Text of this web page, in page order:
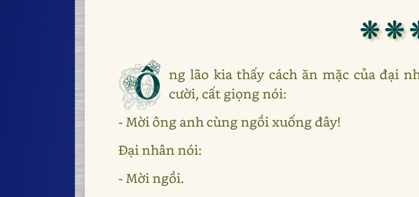
❊ ❊
Ô ng lão kia thấy cách ăn mặc của đại
cười, cất giọng nói:
- Mời ông anh cùng ngồi xuống đây!
Đại nhân nói:
- Mời ngồi.